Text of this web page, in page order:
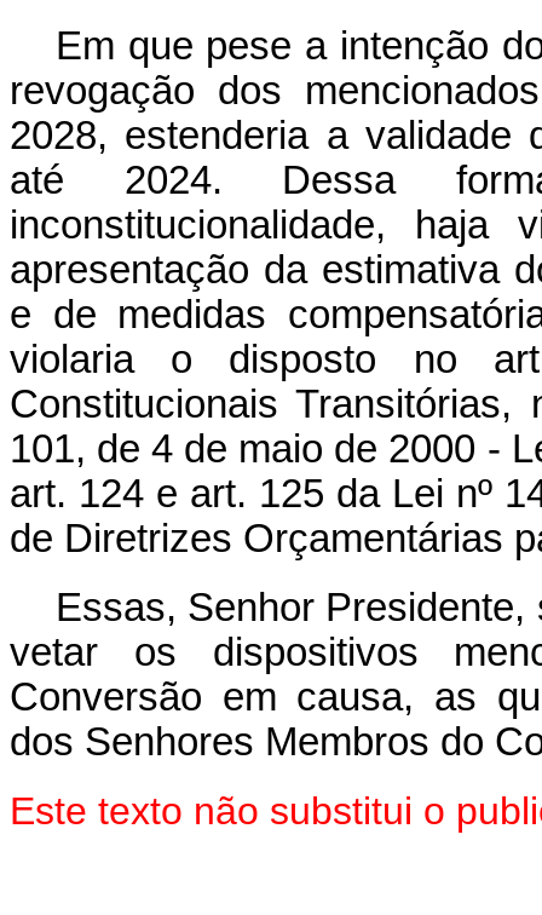
Em que pese a intenção
revogação dos
2028, estenderia a validade
até 2024. Dessa
inconstitucionalidade,
apresentação da estimativa
e de medidas
violaria o disposto no
Constitucionais
101, de 4 de maio de 2000 -
art. 124 e art. 125 da Lei nº
de Diretrizes Orçamentárias
Essas, Senhor
vetar os dispositivos
Conversão em causa, as
dos Senhores Membros do
Este texto não substitui o